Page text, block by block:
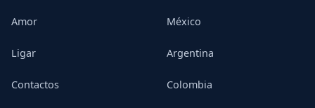
Amor
Ligar
Contactos
México
Argentina
Colombia